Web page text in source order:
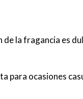
la fragancia es
para ocasiones